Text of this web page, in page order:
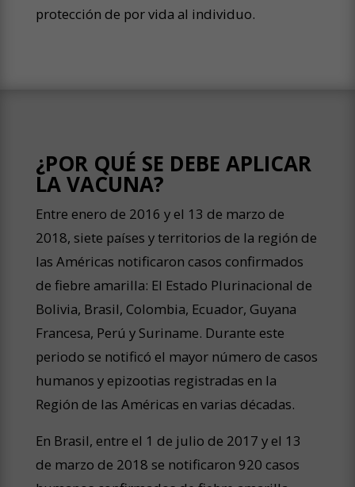
protección de por vida al individuo.
¿POR QUÉ SE DEBE APLICAR
LA VACUNA?
Entre enero de 2016 y el 13 de marzo de
2018, siete países y territorios de la región de
las Américas notificaron casos confirmados
de fiebre amarilla: El Estado Plurinacional de
Bolivia, Brasil, Colombia, Ecuador, Guyana
Francesa, Perú y Suriname. Durante este
periodo se notificó el mayor número de casos
humanos y epizootias registradas en la
Región de las Américas en varias décadas.
En Brasil, entre el 1 de julio de 2017 y el 13
de marzo de 2018 se notificaron 920 casos